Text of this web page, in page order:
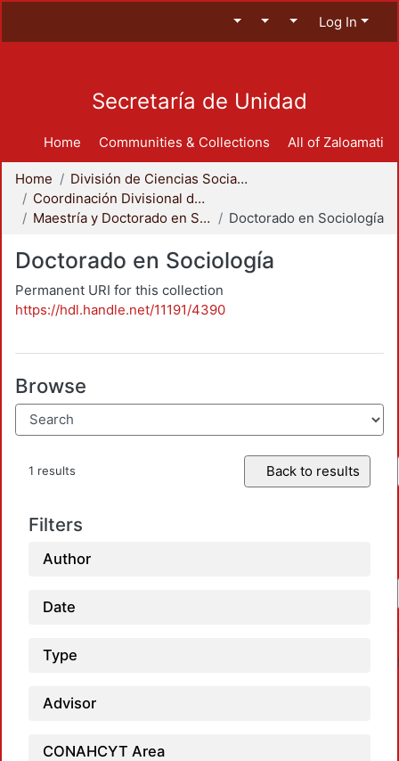
Log In
Secretaría de Unidad
Home Communities & Collections All of Zaloamati
Home
División de Ciencias Sociales y Humanidades
Coordinación Divisional de Posgrado
Maestría y Doctorado en Sociología
Doctorado en Sociología
Doctorado en Sociología
Permanent URI for this collection
https://hdl.handle.net/11191/4390
Browse
1 results Back to results
Filters
Author
Date
Type
Advisor
CONAHCYT Area